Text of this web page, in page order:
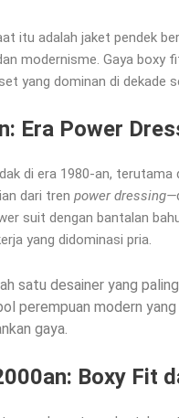
itu adalah jaket pendek
modernisme. Gaya boxy
yang dominan di dekade
Era Power
di era 1980-an, terutama
dari tren power dressing—
suit dengan bantalan
yang didominasi pria.
satu desainer yang
perempuan modern
gaya.
Boxy Fit